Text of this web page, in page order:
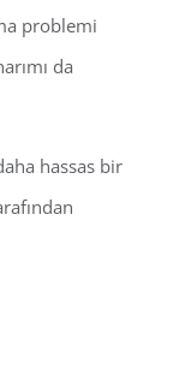
problemi
da
hassas bir